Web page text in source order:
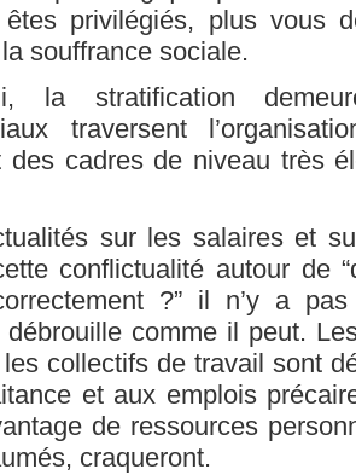
privilégiés, plus vous
souffrance sociale.
la stratification
traversent
des cadres de niveau très
sur les salaires et
conflictualité autour de
?” il n’y a
comme il peut.
collectifs de travail sont
et aux emplois
de ressources
craqueront.